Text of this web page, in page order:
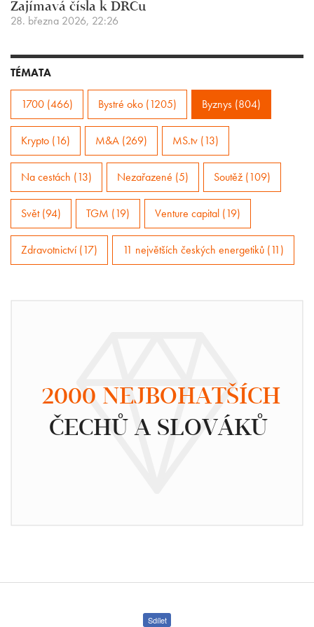
Zajímavá čísla k DRCu
28. března 2026, 22:26
TÉMATA
1700 (466) Bystré oko (1205) Byznys (804)
Krypto (16) M&A (269) MS.tv (13)
Na cestách (13) Nezařazené (5) Soutěž (109)
Svět (94) TGM (19) Venture capital (19)
Zdravotnictví (17) 11 největších českých energetiků (11)
2000 NEJBOHATŠÍCH
ČECHŮ A SLOVÁKŮ
Sdílet